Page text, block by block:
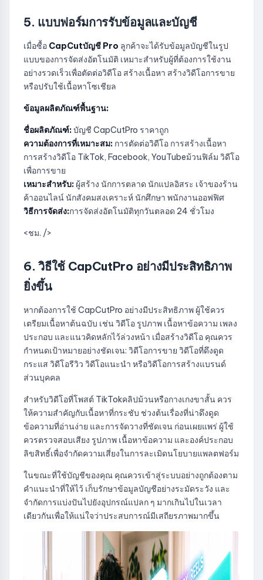
5. แบบฟอร์มการรับข้อมูลและบัญชี
เมื่อซื้อ CapCutบัญชี Pro ลูกค้าจะได้รับข้อมูลบัญชีในรูป
แบบของการจัดส่งอัตโนมัติ เหมาะสำหรับผู้ที่ต้องการใช้งาน
อย่างรวดเร็วเพื่อตัดต่อวิดีโอ สร้างเนื้อหา สร้างวิดีโอการขาย
หรือปรับใช้เนื้อหาโซเชียล
ข้อมูลผลิตภัณฑ์พื้นฐาน:
ชื่อผลิตภัณฑ์:บัญชี CapCutPro ราคาถูก
ความต้องการที่เหมาะสม: การตัดต่อวิดีโอ การสร้างเนื้อหา
การสร้างวิดีโอ TikTok, Facebook, YouTubeม้วนฟิล์ม วิดีโอ
เพื่อการขาย
เหมาะสำหรับ: ผู้สร้าง นักการตลาด นักแปลอิสระ เจ้าของร้าน
ค้าออนไลน์ นักสังคมสงเคราะห์ นักศึกษา พนักงานออฟฟิศ
วิธีการจัดส่ง:การจัดส่งอัตโนมัติทุกวันตลอด 24 ชั่วโมง
<ชม. />
6. วิธีใช้ CapCutPro อย่างมีประสิทธิภาพ
ยิ่งขึ้น
หากต้องการใช้ CapCutPro อย่างมีประสิทธิภาพ ผู้ใช้ควร
เตรียมเนื้อหาต้นฉบับ เช่น วิดีโอ รูปภาพ เนื้อหาข้อความ เพลง
ประกอบ และแนวคิดหลักไว้ล่วงหน้า เมื่อสร้างวิดีโอ คุณควร
กำหนดเป้าหมายอย่างชัดเจน: วิดีโอการขาย วิดีโอที่ดึงดูด
กระแส วิดีโอรีวิว วิดีโอแนะนำ หรือวิดีโอการสร้างแบรนด์
ส่วนบุคคล
สำหรับวิดีโอที่โพสต์ TikTokคลิปม้วนหรือกางเกงขาสั้น ควร
ให้ความสำคัญกับเนื้อหาที่กระชับ ช่วงต้นเรื่องที่น่าดึงดูด
ข้อความที่อ่านง่าย และการจัดวางที่ชัดเจน ก่อนเผยแพร่ ผู้ใช้
ควรตรวจสอบเสียง รูปภาพ เนื้อหาข้อความ และองค์ประกอบ
ลิขสิทธิ์เพื่อจำกัดความเสี่ยงในการละเมิดนโยบายแพลตฟอร์ม
ในขณะที่ใช้บัญชีของคุณ คุณควรเข้าสู่ระบบอย่างถูกต้องตาม
คำแนะนำที่ให้ไว้ เก็บรักษาข้อมูลบัญชีอย่างระมัดระวัง และ
จำกัดการแบ่งปันไปยังอุปกรณ์แปลก ๆ มากเกินไปในเวลา
เดียวกันเพื่อให้แน่ใจว่าประสบการณ์มีเสถียรภาพมากขึ้น